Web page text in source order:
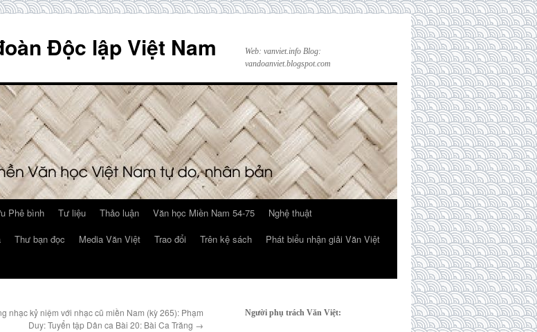
Độc lập Việt Nam
Web: vanviet.info Blog:
vandoanviet.blogspot.com
Phê bình Tư liệu Thảo luận Văn học Miền Nam 54-75
Nghệ thuật
Thư bạn đọc Media Văn Việt Trao đổi Trên kệ sách
Phát biểu nhận giải Văn Việt
nhạc kỷ niệm với nhạc cũ miền Nam (kỳ 265): Phạm
Duy: Tuyển tập Dân ca Bài 20: Bài Ca Trăng →
Người phụ trách Văn Việt: